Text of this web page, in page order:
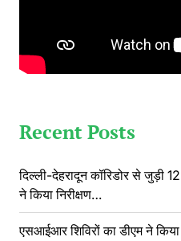
Recent Posts
दिल्ली-देहरादून कॉरिडोर से जुड़ी
ने किया निरीक्षण…
एसआईआर शिविरों का डीएम ने